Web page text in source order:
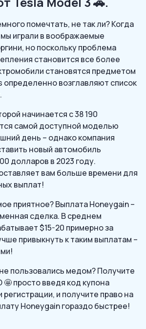
помечтать, не так ли? Когда
играли в воображаемые
но поскольку проблема
становится все более
становятся предметом
определенно возглавляют список
начинается с 38 190
самой доступной моделью
день – однако компания
новый автомобиль
долларов в 2023 году.
вам больше времени для
выплат!
приятное? Выплата Honeygain –
сделка. В среднем
$15-20 примерно за
привыкнуть к таким выплатам –
пользовались медом? Получите
просто введя код купона
регистрации, и получите право на
Honeygain гораздо быстрее!